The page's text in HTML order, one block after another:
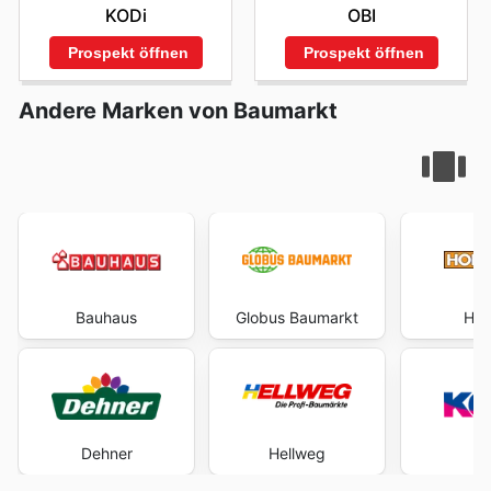
KODi
Prospekt öffnen
OBI
Prospekt öffnen
Andere Marken von Baumarkt
Bauhaus
Dehner
Globus Baumarkt
Hellweg